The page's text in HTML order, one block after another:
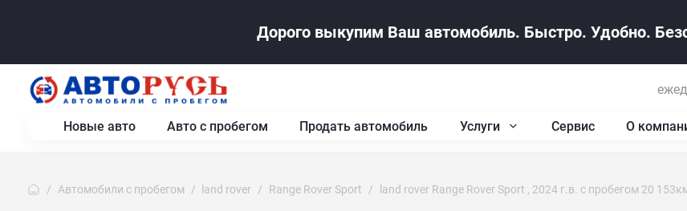
Дорого выкупим Ваш автомобиль. Быстро. Удобно.
Новые авто Авто с пробегом Продать автомобиль Услуги Сервис О
Автомобили с пробегом land rover Range Rover Sport land rover Range Rover Sport , 2024 г.в. с пробегом 20